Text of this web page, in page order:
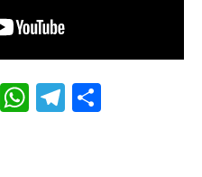
Messenger
WhatsApp
Telegram